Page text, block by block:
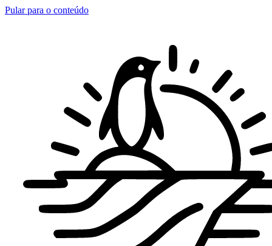
Pular para o conteúdo